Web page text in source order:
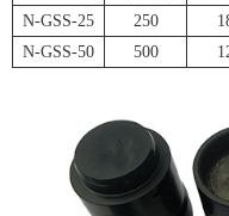
N-GSS-25 250
N-GSS-50
500